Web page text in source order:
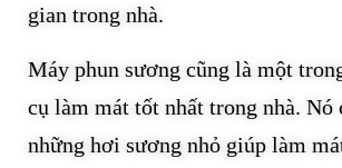
gian trong nhà.
Máy phun sương cũng là một
cụ làm mát tốt nhất trong nhà. Nó
những hơi sương nhỏ giúp làm